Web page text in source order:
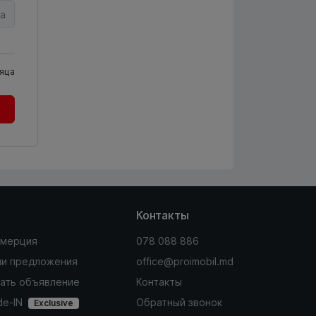
предложения
объявление
IN
Exclusive
Контакты
078 088 886
office@proimobil.md
Контакты
Обратный звонок